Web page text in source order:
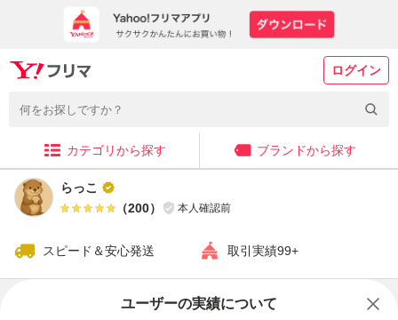
ログイン
カテゴリから探す ブランドから探す
らっこ
（200） 本人確認前
スピード＆安心発送 取引実績99+
ユーザーの実績について